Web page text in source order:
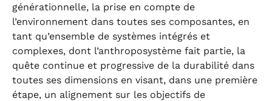
générationnelle, la prise en compte de
l’environnement dans toutes ses composantes, en
tant qu’ensemble de systèmes intégrés et
complexes, dont l’anthroposystème fait partie, la
quête continue et progressive de la durabilité dans
toutes ses dimensions en visant, dans une première
étape, un alignement sur les objectifs de